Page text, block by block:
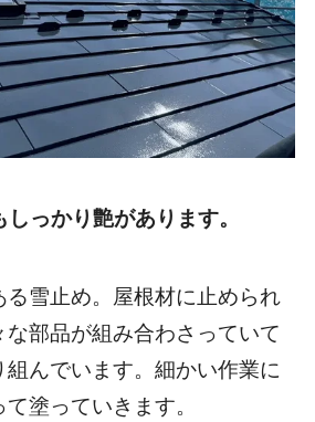
しっかり艶があります。
る雪止め。屋根材に止められ
部品が組み合わさっていて
んでいます。細かい作業に
塗っていきます。